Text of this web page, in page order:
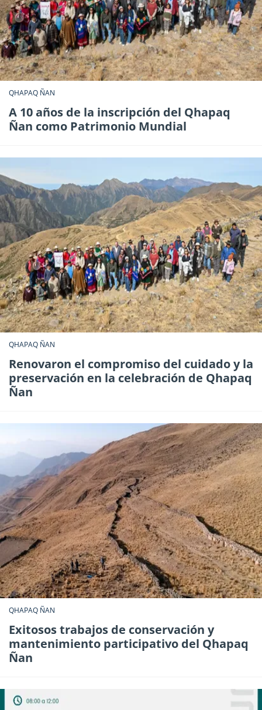
QHAPAQ ÑAN
A 10 años de la inscripción del Qhapaq
Ñan como Patrimonio Mundial
QHAPAQ ÑAN
Renovaron el compromiso del cuidado y la
preservación en la celebración de Qhapaq
Ñan
QHAPAQ ÑAN
Exitosos trabajos de conservación y
mantenimiento participativo del Qhapaq
Ñan